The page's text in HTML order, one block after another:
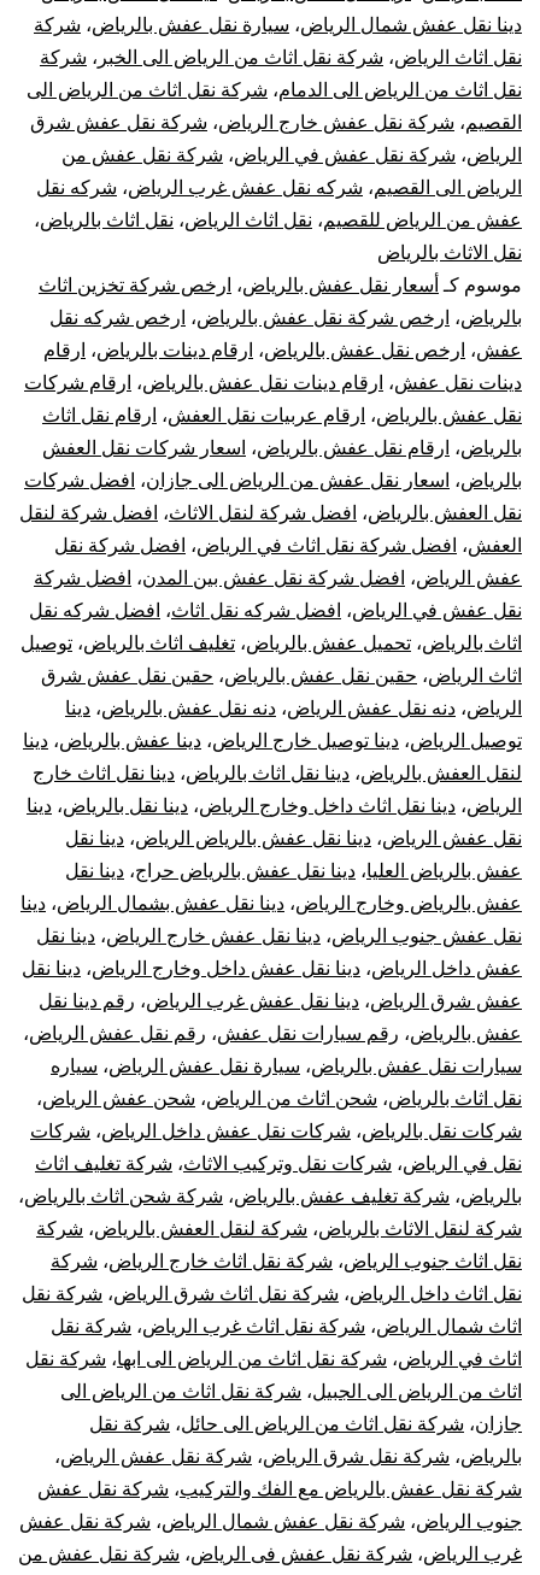
فك
تركيب
تغليف
ضمان
دينا نقل عفش شمال الرياض، سيارة نقل عفش بالرياض، شركة
نقل اثاث الرياض، شركة نقل اثاث من الرياض الى الخبر ، شركة
نقل اثاث من الرياض الى الدمام، شركة نقل اثاث من الرياض الى
القصيم، شركة نقل عفش خارج الرياض، شركة نقل عفش شرق
الرياض، شركة نقل عفش في الرياض، شركة نقل عفش من
الرياض الى القصيم، شركه نقل عفش غرب الرياض، شركه نقل
عفش من الرياض للقصيم، نقل اثاث الرياض، نقل اثاث بالرياض،
نقل الاثاث بالرياض
موسوم كـ أسعار نقل عفش بالرياض، ارخص شركة تخزين اثاث
بالرياض، ارخص شركة نقل عفش بالرياض، ارخص شركه نقل
عفش، ارخص نقل عفش بالرياض، ارقام دينات بالرياض، ارقام
دينات نقل عفش، ارقام دينات نقل عفش بالرياض، ارقام شركات
نقل عفش بالرياض، ارقام عربيات نقل العفش، ارقام نقل اثاث
بالرياض، ارقام نقل عفش بالرياض، اسعار شركات نقل العفش
بالرياض، اسعار نقل عفش من الرياض الى جازان، افضل شركات
نقل العفش بالرياض، افضل شركة لنقل الاثاث، افضل شركة لنقل
العفش، افضل شركة نقل اثاث في الرياض، افضل شركة نقل
عفش الرياض، افضل شركة نقل عفش بين المدن، افضل شركة
نقل عفش في الرياض، افضل شركه نقل اثاث، افضل شركه نقل
اثاث بالرياض، تحميل عفش بالرياض، تغليف اثاث بالرياض، توصيل
اثاث الرياض، حقين نقل عفش بالرياض، حقين نقل عفش شرق
الرياض، دنه نقل عفش الرياض، دنه نقل عفش بالرياض، دينا
توصيل الرياض، دينا توصيل خارج الرياض، دينا عفش بالرياض، دينا
لنقل العفش بالرياض، دينا نقل اثاث بالرياض، دينا نقل اثاث خارج
الرياض، دينا نقل اثاث داخل وخارج الرياض، دينا نقل بالرياض، دينا
نقل عفش الرياض، دينا نقل عفش بالرياض الرياض، دينا نقل
عفش بالرياض العليا، دينا نقل عفش بالرياض حراج، دينا نقل
عفش بالرياض وخارج الرياض، دينا نقل عفش بشمال الرياض، دينا
نقل عفش جنوب الرياض، دينا نقل عفش خارج الرياض، دينا نقل
عفش داخل الرياض، دينا نقل عفش داخل وخارج الرياض، دينا نقل
عفش شرق الرياض، دينا نقل عفش غرب الرياض، رقم دينا نقل
عفش بالرياض، رقم سيارات نقل عفش، رقم نقل عفش الرياض،
سيارات نقل عفش بالرياض، سيارة نقل عفش الرياض، سياره
نقل اثاث بالرياض، شحن اثاث من الرياض، شحن عفش الرياض،
شركات نقل بالرياض، شركات نقل عفش داخل الرياض، شركات
نقل في الرياض، شركات نقل وتركيب الاثاث، شركة تغليف اثاث
بالرياض، شركة تغليف عفش بالرياض، شركة شحن اثاث بالرياض،
شركة لنقل الاثاث بالرياض، شركة لنقل العفش بالرياض، شركة
نقل اثاث جنوب الرياض، شركة نقل اثاث خارج الرياض، شركة
نقل اثاث داخل الرياض، شركة نقل اثاث شرق الرياض، شركة نقل
اثاث شمال الرياض، شركة نقل اثاث غرب الرياض، شركة نقل
اثاث في الرياض، شركة نقل اثاث من الرياض الى ابها، شركة نقل
اثاث من الرياض الى الجبيل، شركة نقل اثاث من الرياض الى
جازان، شركة نقل اثاث من الرياض الى حائل، شركة نقل
بالرياض، شركة نقل شرق الرياض، شركة نقل عفش الرياض،
شركة نقل عفش بالرياض مع الفك والتركيب، شركة نقل عفش
جنوب الرياض، شركة نقل عفش شمال الرياض، شركة نقل عفش
غرب الرياض، شركة نقل عفش فى الرياض، شركة نقل عفش من